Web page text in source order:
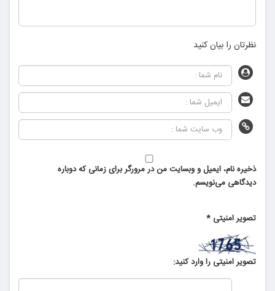
نظرتان را بیان کنید
ذخیره نام، ایمیل و وبسایت من در مرورگر برای زمانی که دوباره
دیدگاهی می‌نویسم.
تصویر امنیتی *
تصویر امنیتی را وارد کنید: